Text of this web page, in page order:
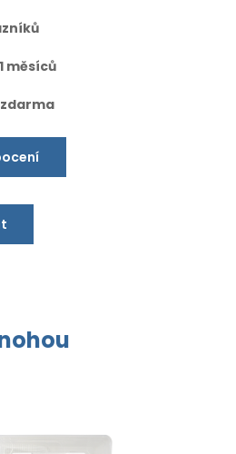
měsíců